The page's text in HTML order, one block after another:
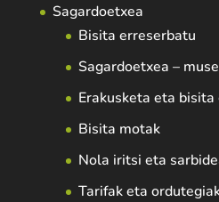
Sagardoetxea
Bisita erreserbatu
Sagardoetxea –
Erakusketa eta bisita
Bisita motak
Nola iritsi eta
Tarifak eta